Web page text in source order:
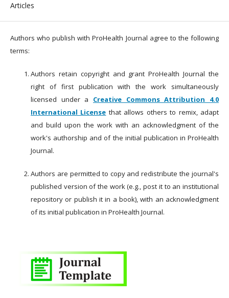
Articles
Authors who publish with ProHealth Journal agree to the following
terms:
Authors retain copyright and grant ProHealth Journal the
right of first publication with the work simultaneously
licensed under a Creative Commons Attribution 4.0
International License that allows others to remix, adapt
and build upon the work with an acknowledgment of the
work's authorship and of the initial publication in ProHealth
Journal.
Authors are permitted to copy and redistribute the journal's
published version of the work (e.g., post it to an institutional
repository or publish it in a book), with an acknowledgment
of its initial publication in ProHealth Journal.